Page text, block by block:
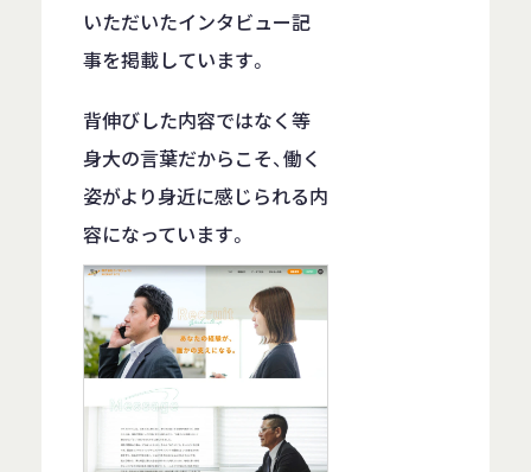
いただいたインタビュー記
事を掲載しています。
背伸びした内容ではなく等
身大の言葉だからこそ、働く
姿がより身近に感じられる内
容になっています。